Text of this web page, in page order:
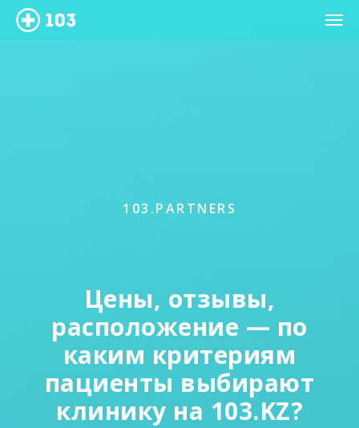
103.PARTNERS
Цены, отзывы,
расположение — по
каким критериям
пациенты выбирают
клинику на 103.KZ?